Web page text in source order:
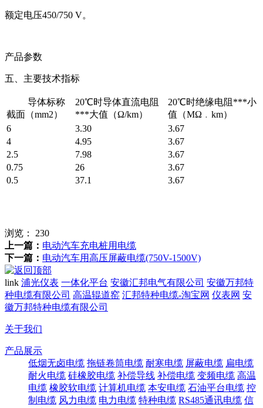
额定电压450/750 V。
产品参数
五、主要技术指标
导体标称
截面（mm2）
20℃时导体直流电阻
***大值（Ω/km）
20℃时绝缘电阻***小
值（MΩ﹒km）
6
3.30
3.67
4
4.95
3.67
2.5
7.98
3.67
0.75
26
3.67
0.5
37.1 3.67
浏览： 230
上一篇： 电动汽车充电桩用电缆
下一篇： 电动汽车用高压屏蔽电缆(750V-1500V)
link 浦光仪表 一体化平台 安徽汇邦电气有限公司 安徽万邦特
种电缆有限公司 高温辊道窑 汇邦特种电缆-淘宝网 仪表网 安
徽万邦特种电缆有限公司
关于我们
产品展示
低烟无卤电缆 拖链卷筒电缆 耐寒电缆 屏蔽电缆 扁电缆
耐火电缆 硅橡胶电缆 补偿导线 补偿电缆 变频电缆 高温
电缆 橡胶软电缆 计算机电缆 本安电缆 石油平台电缆 控
制电缆 风力电缆 电力电缆 特种电缆 RS485通讯电缆 信